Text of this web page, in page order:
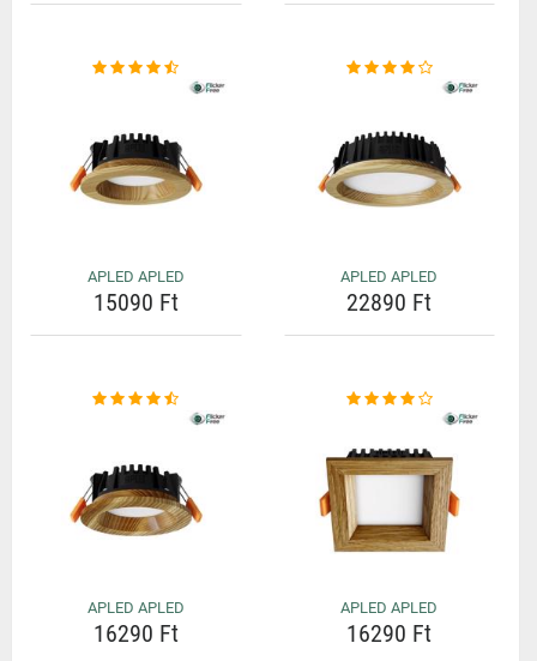
APLED APLED
15090 Ft
APLED APLED
22890 Ft
APLED APLED
16290 Ft
APLED APLED
16290 Ft